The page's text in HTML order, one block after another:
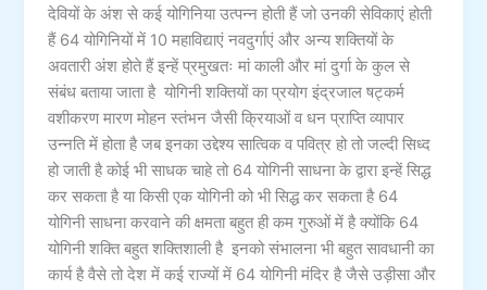
देवियों के अंश से कई योगिनिया उत्पन्न होती हैं जो उनकी सेविकाएं होती
हैं 64 योगिनियों में 10 महाविद्याएं नवदुर्गाएं और अन्य शक्तियों के
अवतारी अंश होते हैं इन्हें प्रमुखतः मां काली और मां दुर्गा के कुल से
संबंध बताया जाता है योगिनी शक्तियों का प्रयोग इंद्रजाल षट्कर्म
वशीकरण मारण मोहन स्तंभन जैसी क्रियाओं व धन प्राप्ति व्यापार
उन्नति में होता है जब इनका उद्देश्य सात्विक व पवित्र हो तो जल्दी सिध्द
हो जाती है कोई भी साधक चाहे तो 64 योगिनी साधना के द्वारा इन्हें सिद्ध
कर सकता है या किसी एक योगिनी को भी सिद्ध कर सकता है 64
योगिनी साधना करवाने की क्षमता बहुत ही कम गुरुओं में है क्योंकि 64
योगिनी शक्ति बहुत शक्तिशाली है इनको संभालना भी बहुत सावधानी का
कार्य है वैसे तो देश में कई राज्यों में 64 योगिनी मंदिर है जैसे उड़ीसा और